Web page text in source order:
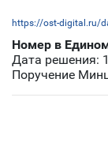
https://ost-digital.ru/
Номер в
Дата решения:
Поручение